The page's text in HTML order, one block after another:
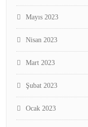
Mayıs 2023
Nisan 2023
Mart 2023
Şubat 2023
Ocak 2023